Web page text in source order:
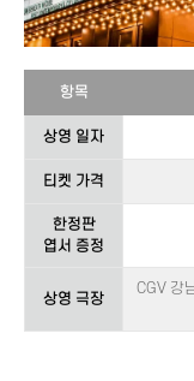
항목
상영 일자
티켓 가격
한정판
엽서 증정
상영 극장
CGV 강